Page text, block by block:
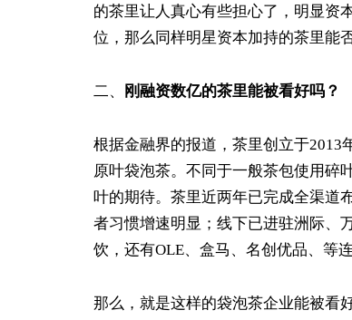
的茶里让人真心有些担心了，明显资
位，那么同样明星资本加持的茶里能
二、 刚融资数亿的茶里能被看好吗 ？
根据金融界的报道，茶里创立于2013
原叶袋泡茶。不同于一般茶包使用碎
叶的期待。茶里近两年已完成全渠道
者习惯增速明显；线下已进驻洲际、
饮，还有OLE、盒马、名创优品、等连
那么，就是这样的袋泡茶企业能被看